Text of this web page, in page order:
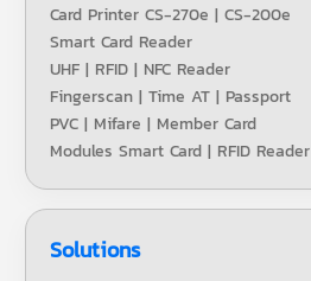
Card Printer CS-270e | CS-200e
Smart Card Reader
UHF | RFID | NFC Reader
Fingerscan | Time AT | Passport
PVC | Mifare | Member Card
Modules Smart Card | RFID Reader
Solutions